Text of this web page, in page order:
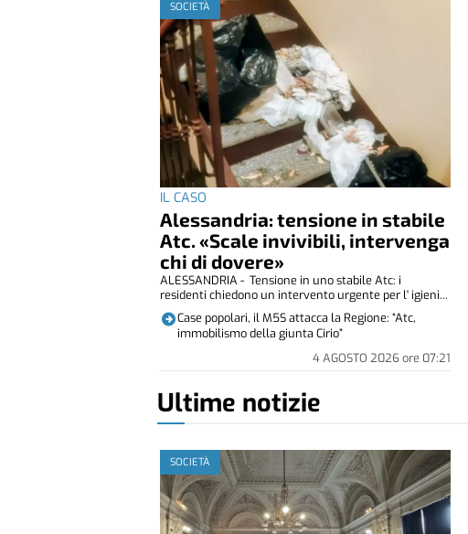
SOCIETÀ
IL CASO
Alessandria: tensione in stabile
Atc. «Scale invivibili, intervenga
chi di dovere»
4 AGOSTO 2026ore 07:21
ALESSANDRIA - Tensione in uno stabile Atc: i
residenti chiedono un intervento urgente per l' igieni...
Case popolari, il M5S attacca la Regione: “Atc,
immobilismo della giunta Cirio”
Ultime notizie
SOCIETÀ